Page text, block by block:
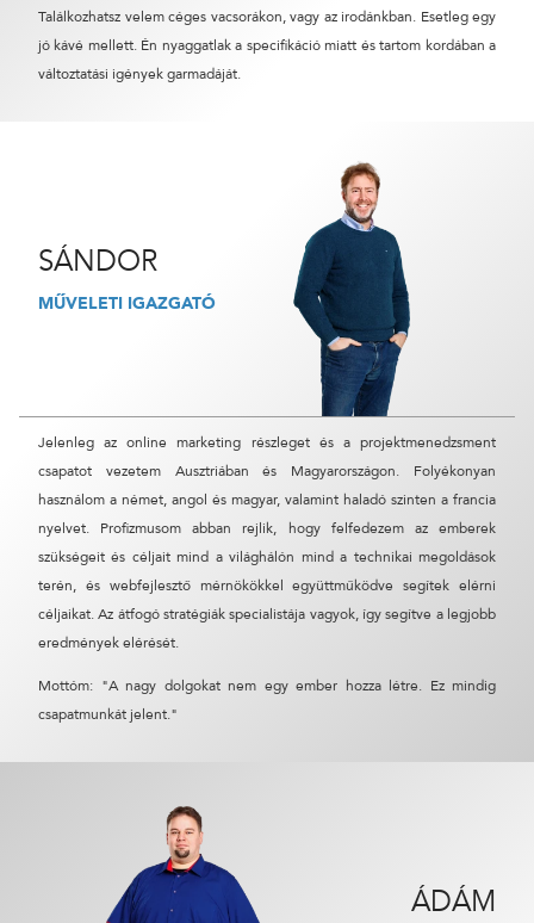
CÉGNÉV
KÜLDÉS
24 ÓRÁN BELÜL FELVESSZÜK VELED A KAPCSOLATOT!*
*munkanapokon
Találkozhatsz velem céges vacsorákon, vagy az irodánkban. Esetleg egy
jó kávé mellett. Én nyaggatlak a specifikáció miatt és tartom kordában a
változtatási igények garmadáját.
SÁNDOR
MŰVELETI IGAZGATÓ
Jelenleg az online marketing részleget és a projektmenedzsment
csapatot vezetem Ausztriában és Magyarországon. Folyékonyan
használom a német, angol és magyar, valamint haladó szinten a francia
nyelvet. Profizmusom abban rejlik, hogy felfedezem az emberek
szükségeit és céljait mind a világhálón mind a technikai megoldások
terén, és webfejlesztő mérnökökkel együttműködve segítek elérni
céljaikat. Az átfogó stratégiák specialistája vagyok, így segítve a legjobb
eredmények elérését.
Mottóm: "A nagy dolgokat nem egy ember hozza létre. Ez mindig
csapatmunkát jelent."
ÁDÁM